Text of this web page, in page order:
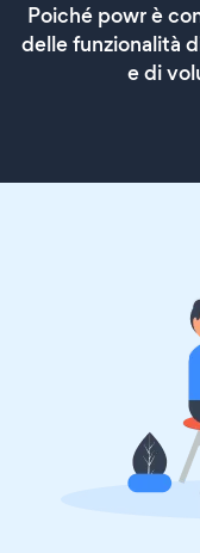
Poiché powr è
delle funzionalità
e di